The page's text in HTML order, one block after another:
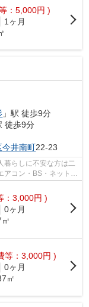
：5,000円 )
1ヶ月
」駅 徒歩9分
徒歩9分
今井南町22-23
暮らしに不安な方は二
コン・BS・ネット使
：3,000円 )
0ヶ月
等：3,000円 )
0ヶ月
㎡